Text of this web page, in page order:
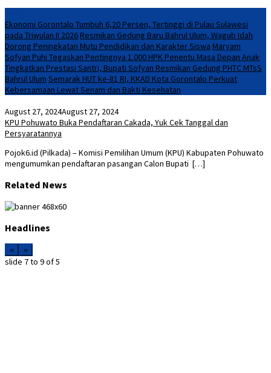
Ekonomi Gorontalo Tumbuh 6,20 Persen, Tertinggi di Pulau Sulawesi
pada Triwulan II 2026Resmikan Gedung Baru Bahrul Ulum, Wagub Idah
Dorong Peningkatan Mutu Pendidikan dan Karakter Siswa Maryam
Sofyan Puhi Tegaskan Pentingnya 1.000 HPK Penentu Masa Depan Anak
Tingkatkan Prestasi Santri, Bupati Sofyan Resmikan Gedung PHTC MTsS
Bahrul Ulum Semarak HUT ke-81 RI, KKAD Kota Gorontalo Perkuat
Kebersamaan Lewat Senam dan Bakti Kesehatan
August 27, 2024August 27, 2024
KPU Pohuwato Buka Pendaftaran Cakada, Yuk Cek Tanggal dan
Persyaratannya
Pojok6.id (Pilkada) – Komisi Pemilihan Umum (KPU) Kabupaten Pohuwato
mengumumkan pendaftaran pasangan Calon Bupati […]
Related News
Headlines
« »
slide 7 to 9of 5